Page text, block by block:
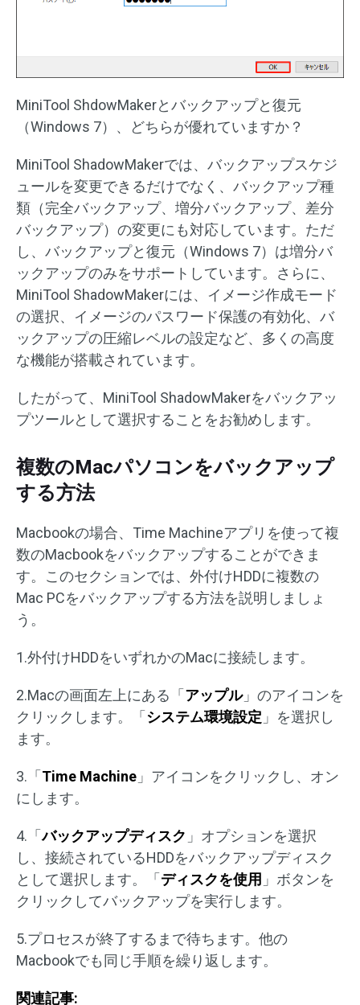
MiniTool ShdowMakerとバックアップと復元
（Windows 7）、どちらが優れていますか？
MiniTool ShadowMakerでは、バックアップスケジ
ュールを変更できるだけでなく、バックアップ種
類（完全バックアップ、増分バックアップ、差分
バックアップ）の変更にも対応しています。ただ
し、バックアップと復元（Windows 7）は増分バ
ックアップのみをサポートしています。さらに、
MiniTool ShadowMakerには、イメージ作成モード
の選択、イメージのパスワード保護の有効化、バ
ックアップの圧縮レベルの設定など、多くの高度
な機能が搭載されています。
したがって、MiniTool ShadowMakerをバックアッ
プツールとして選択することをお勧めします。
複数のMacパソコンをバックアップ
する方法
Macbookの場合、Time Machineアプリを使って複
数のMacbookをバックアップすることができま
す。このセクションでは、外付けHDDに複数の
Mac PCをバックアップする方法を説明しましょ
う。
1.外付けHDDをいずれかのMacに接続します。
2.Macの画面左上にある「 アップル」のアイコンを
クリックします。「 システム環境設定 」を選択し
ます。
3.「 Time Machine 」アイコンをクリックし、オン
にします。
4.「バックアップディスク 」オプションを選択
し、接続されているHDDをバックアップディスク
として選択します。「 ディスクを使用 」ボタンを
クリックしてバックアップを実行します。
5.プロセスが終了するまで待ちます。他の
Macbookでも同じ手順を繰り返します。
関連記事: